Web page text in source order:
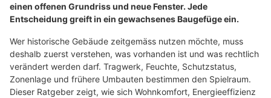
einen offenen Grundriss und neue Fenster. Jede
Entscheidung greift in ein gewachsenes Baugefüge ein.
Wer historische Gebäude zeitgemäss nutzen möchte, muss
deshalb zuerst verstehen, was vorhanden ist und was rechtlich
verändert werden darf. Tragwerk, Feuchte, Schutzstatus,
Zonenlage und frühere Umbauten bestimmen den Spielraum.
Dieser Ratgeber zeigt, wie sich Wohnkomfort, Energieeffizienz